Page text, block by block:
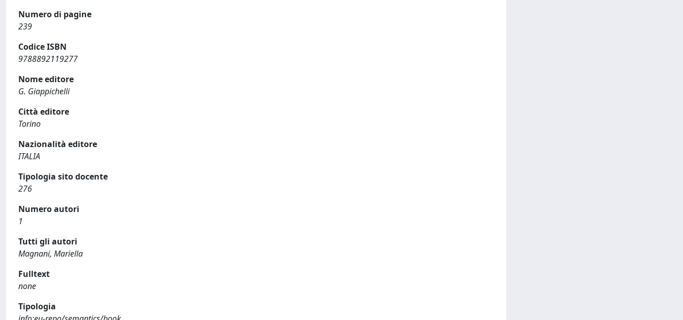
Numero di pagine
239
Codice ISBN
9788892119277
Nome editore
G. Giappichelli
Città editore
Torino
Nazionalità editore
ITALIA
Tipologia sito docente
276
Numero autori
1
Tutti gli autori
Magnani, Mariella
Fulltext
none
Tipologia